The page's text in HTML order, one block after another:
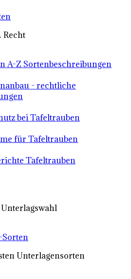
Recht
A-Z Sortenbeschreibungen
- rechtliche
bei Tafeltrauben
für Tafeltrauben
Tafeltrauben
Unterlagensorten